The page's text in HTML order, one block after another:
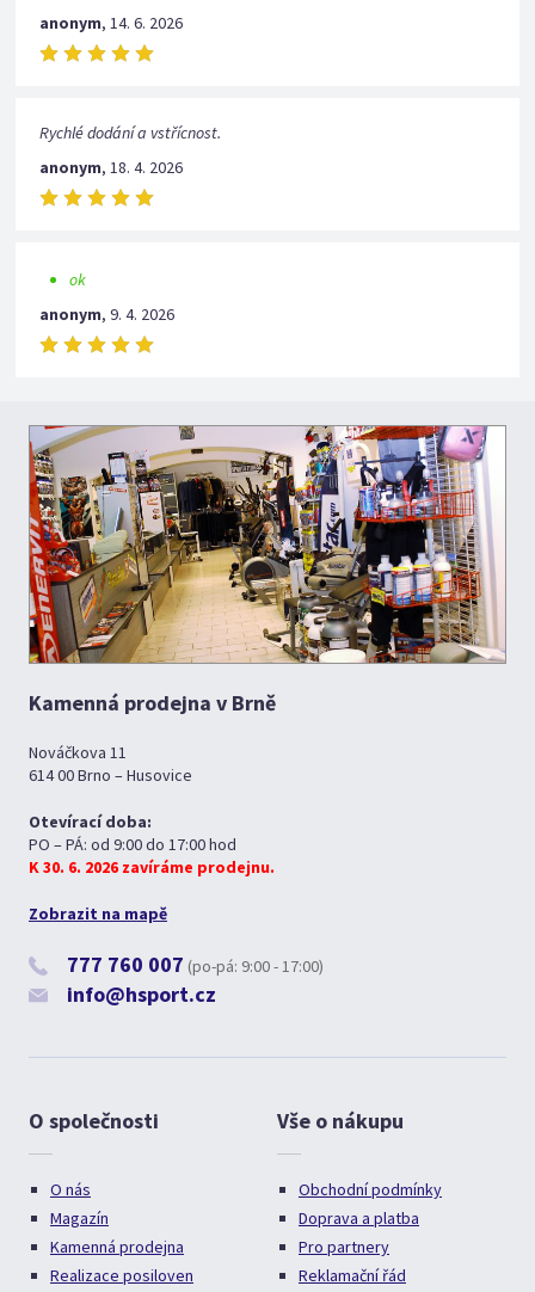
anonym,14. 6. 2026
Rychlé dodání a vstřícnost.
anonym,18. 4. 2026
ok
anonym,9. 4. 2026
Kamenná prodejna v Brně
Nováčkova 11
614 00 Brno – Husovice
Otevírací doba:
PO – PÁ: od 9:00 do 17:00 hod
K 30. 6. 2026 zavíráme prodejnu.
Zobrazit na mapě
777 760 007 (po-pá: 9:00 - 17:00)
info@hsport.cz
O společnosti
O nás
Magazín
Kamenná prodejna
Realizace posiloven
Vše o nákupu
Obchodní podmínky
Doprava a platba
Pro partnery
Reklamační řád